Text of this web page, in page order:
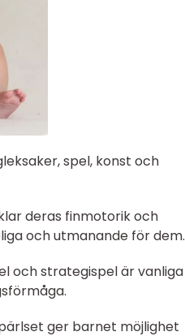
spel, konst och
deras finmotorik och
och utmanande för dem.
och strategispel är vanliga
ger barnet möjlighet